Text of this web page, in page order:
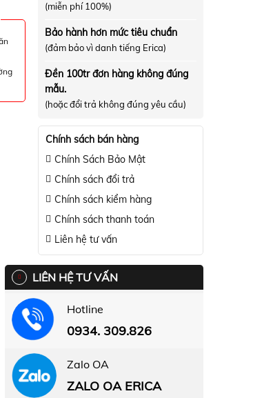
(miễn phí 100%)
Bảo hành hơn mức tiêu chuẩn
(đảm bảo vì danh tiếng Erica)
Đền 100tr đơn hàng không đúng
mẫu.
(hoặc đổi trả không đúng yêu cầu)
Chính sách bán hàng
Chính Sách Bảo Mật
Chính sách đổi trả
Chính sách kiểm hàng
Chính sách thanh toán
Liên hệ tư vấn
LIÊN HỆ TƯ VẤN
Hotline
0934. 309.826
Zalo OA
ZALO OA ERICA